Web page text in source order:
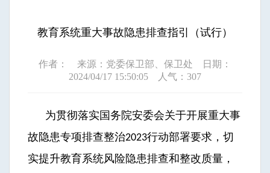
教育系统重大事故隐患排查指引（试行）
作者： 来源：党委保卫部、保卫处 日期：
2024/04/17 15:50:05 人气： 307
为贯彻落实国务院安委会关于开展重大事
故隐患专项排查整治2023行动部署要求，切
实提升教育系统风险隐患排查和整改质量，